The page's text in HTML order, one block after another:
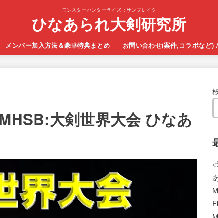
モンスターハンターライズ：サンブレイク
ひなあられ大剣研究所
メンバー加入方法＆豪華特典まとめ お問い合わせ(案件,コラボなど)
大剣世界大会 ひなあ